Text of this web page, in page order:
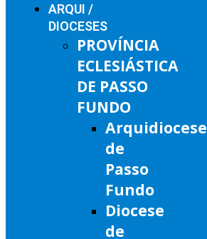
ARQUI /
DIOCESES
PROVÍNCIA
ECLESIÁSTICA
DE PASSO
FUNDO
Arquidiocese
de
Passo
Fundo
Diocese
de